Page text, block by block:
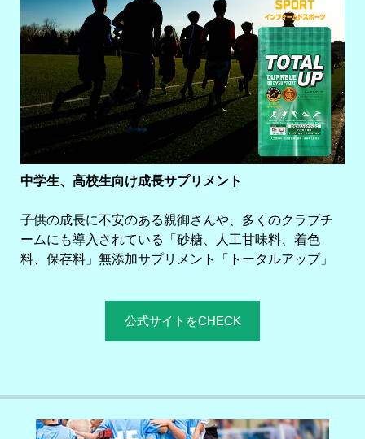
中学生、高校生向け成長サプリメント
子供の成長に不安のある親御さんや、多くのクラブチ
ームにも導入されている「砂糖、人工甘味料、着色
料、保存料」無添加サプリメント「トータルアップ」
公式サイトをCHECK